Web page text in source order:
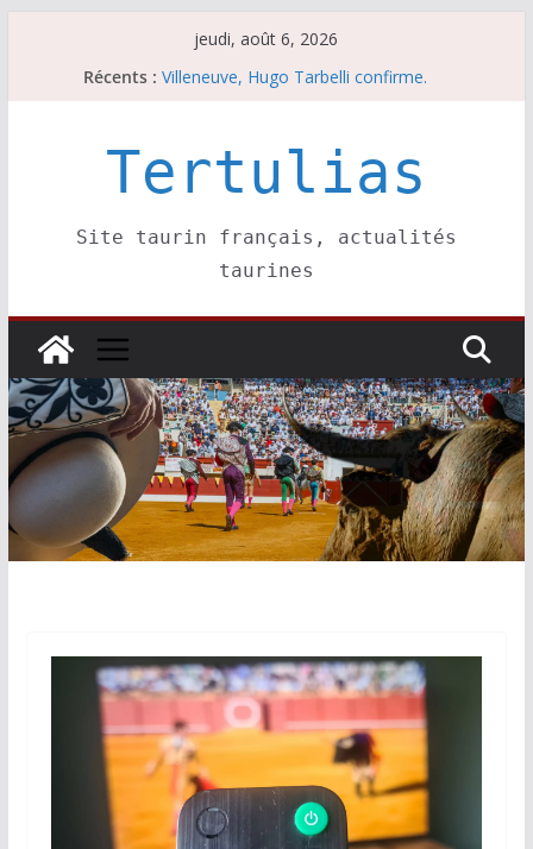
jeudi, août 6, 2026
Récents : Villeneuve, Hugo Tarbelli confirme.
Les brèves du jeudi 6 août
Les brèves du mercredi 5 août
Tertulias
Site taurin français, actualités
taurines